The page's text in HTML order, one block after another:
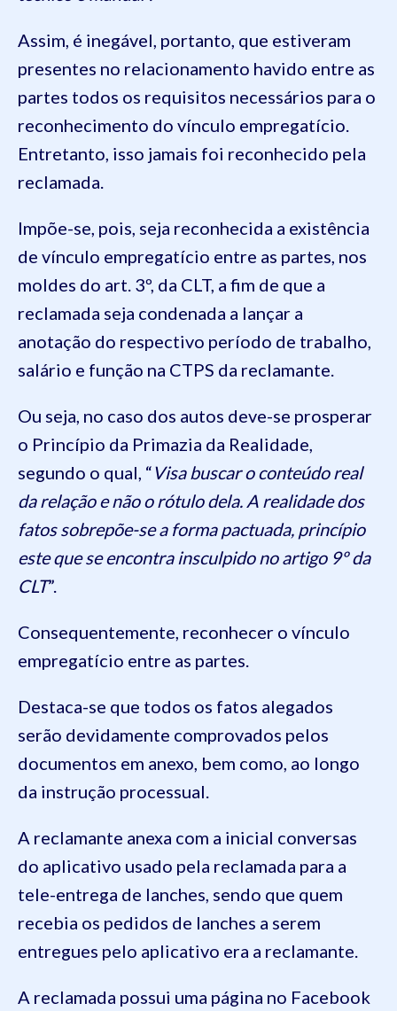
Assim, é inegável, portanto, que estiveram
presentes no relacionamento havido entre as
partes todos os requisitos necessários para o
reconhecimento do vínculo empregatício.
Entretanto, isso jamais foi reconhecido pela
reclamada.
Impõe-se, pois, seja reconhecida a existência
de vínculo empregatício entre as partes, nos
moldes do art. 3º, da CLT, a fim de que a
reclamada seja condenada a lançar a
anotação do respectivo período de trabalho,
salário e função na CTPS da reclamante.
Ou seja, no caso dos autos deve-se prosperar
o Princípio da Primazia da Realidade,
segundo o qual, “Visa buscar o conteúdo real
da relação e não o rótulo dela. A realidade dos
fatos sobrepõe-se a forma pactuada, princípio
este que se encontra insculpido no artigo 9º da
CLT”.
Consequentemente, reconhecer o vínculo
empregatício entre as partes.
Destaca-se que todos os fatos alegados
serão devidamente comprovados pelos
documentos em anexo, bem como, ao longo
da instrução processual.
A reclamante anexa com a inicial conversas
do aplicativo usado pela reclamada para a
tele-entrega de lanches, sendo que quem
recebia os pedidos de lanches a serem
entregues pelo aplicativo era a reclamante.
A reclamada possui uma página no Facebook